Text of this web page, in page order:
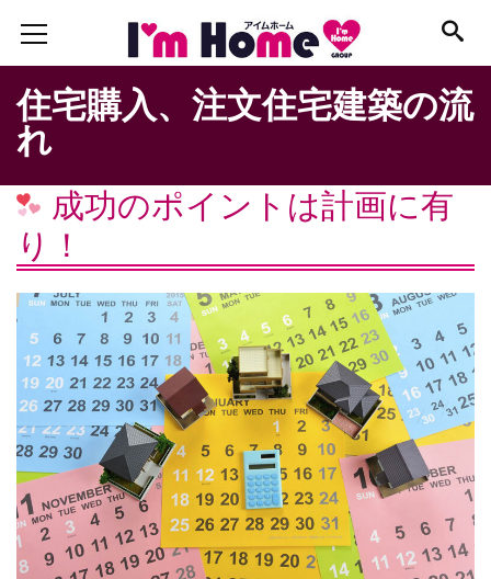
住宅購入、注文住宅建築の流
れ
成功のポイントは計画に有
り！